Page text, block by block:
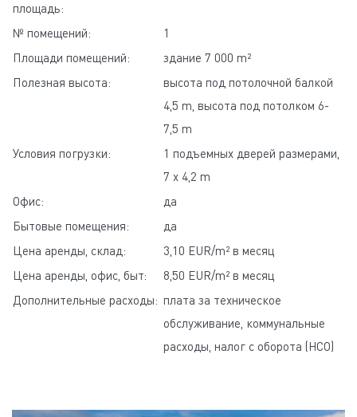
площадь:
№ помещений:
1
Площади помещений:
здание 7 000 m²
Полезная высота:
высота под потолочной балкой
4,5 m, высота под потолком 6-
7,5 m
Условия погрузки:
1 подъемных дверей размерами,
7 x 4,2 m
Офис:
да
Бытовые помещения:
да
Цена аренды, склад:
3,10 EUR/m² в месяц
Цена аренды, офис, быт:
8,50 EUR/m² в месяц
Дополнительные расходы: плата за техническое
обслуживание, коммунальные
расходы, налог с оборота (НСО)